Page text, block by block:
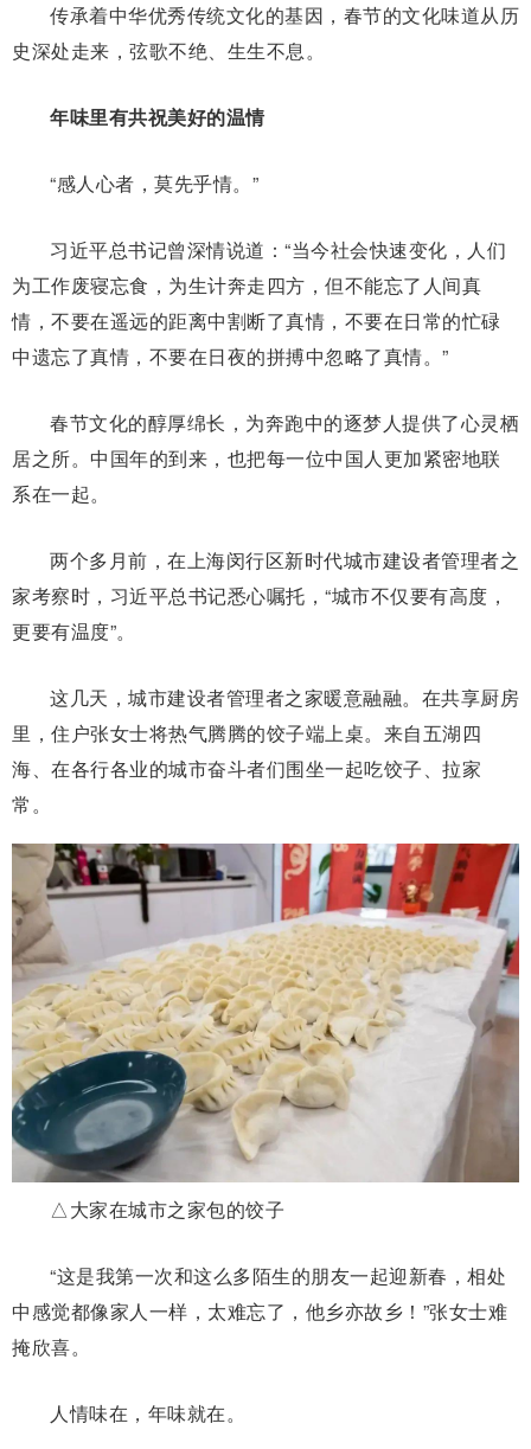
传承着中华优秀传统文化的基因，春节的文化味道从历
史深处走来，弦歌不绝、生生不息。
年味里有共祝美好的温情
“感人心者，莫先乎情。”
习近平总书记曾深情说道：“当今社会快速变化，人们
为工作废寝忘食，为生计奔走四方，但不能忘了人间真
情，不要在遥远的距离中割断了真情，不要在日常的忙碌
中遗忘了真情，不要在日夜的拼搏中忽略了真情。”
春节文化的醇厚绵长，为奔跑中的逐梦人提供了心灵栖
居之所。中国年的到来，也把每一位中国人更加紧密地联
系在一起。
两个多月前，在上海闵行区新时代城市建设者管理者之
家考察时，习近平总书记悉心嘱托，“城市不仅要有高度，
更要有温度”。
这几天，城市建设者管理者之家暖意融融。在共享厨房
里，住户张女士将热气腾腾的饺子端上桌。来自五湖四
海、在各行各业的城市奋斗者们围坐一起吃饺子、拉家
常。
△大家在城市之家包的饺子
“这是我第一次和这么多陌生的朋友一起迎新春，相处
中感觉都像家人一样，太难忘了，他乡亦故乡！”张女士难
掩欣喜。
人情味在，年味就在。